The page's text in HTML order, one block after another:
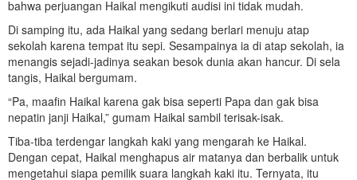
bahwa perjuangan Haikal mengikuti audisi ini tidak mudah.
Di samping itu, ada Haikal yang sedang berlari menuju atap
sekolah karena tempat itu sepi. Sesampainya ia di atap sekolah, ia
menangis sejadi-jadinya seakan besok dunia akan hancur. Di sela
tangis, Haikal bergumam.
“Pa, maafin Haikal karena gak bisa seperti Papa dan gak bisa
nepatin janji Haikal,” gumam Haikal sambil terisak-isak.
Tiba-tiba terdengar langkah kaki yang mengarah ke Haikal.
Dengan cepat, Haikal menghapus air matanya dan berbalik untuk
mengetahui siapa pemilik suara langkah kaki itu. Ternyata, itu